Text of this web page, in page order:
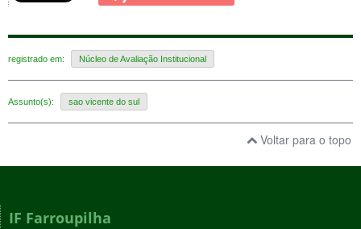
registrado em: Núcleo de Avaliação Institucional
Assunto(s): sao vicente do sul
Voltar para o topo
IF Farroupilha